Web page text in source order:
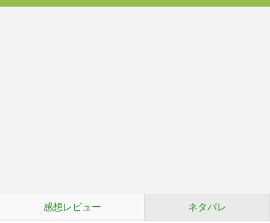
感想レビュー ネタバレ